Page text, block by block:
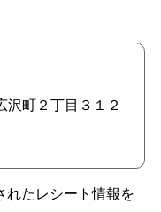
沢町２丁目３１２
れたレシート情報を